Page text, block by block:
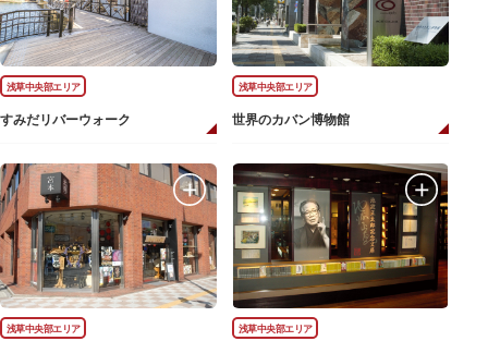
浅草中央部エリア
すみだリバーウォーク
浅草中央部エリア
世界のカバン博物館
浅草中央部エリア 浅草中央部エリア